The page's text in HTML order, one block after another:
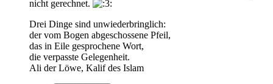
nicht gerechnet.
Drei Dinge sind unwiederbringlich:
der vom Bogen abgeschossene Pfeil,
das in Eile gesprochene Wort,
die verpasste Gelegenheit.
Ali der Löwe, Kalif des Islam